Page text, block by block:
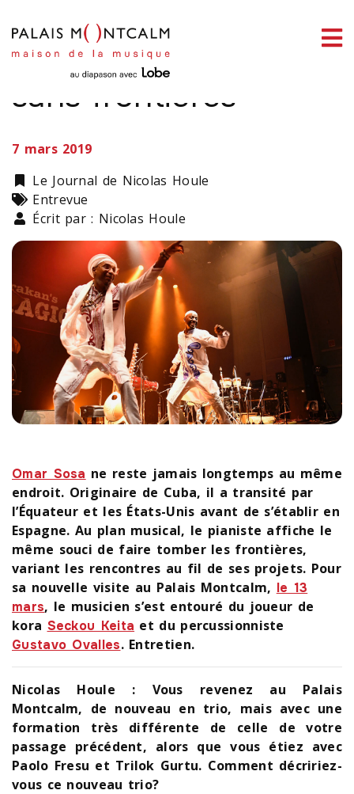
Omar Sosa : Musicien
sans frontières
7 mars 2019
Catégorie
Le Journal de Nicolas Houle
Types
Entrevue
Écrit par : Nicolas Houle
Omar Sosa ne reste jamais longtemps au même
endroit. Originaire de Cuba, il a transité par
l’Équateur et les États-Unis avant de s’établir en
Espagne. Au plan musical, le pianiste affiche le
même souci de faire tomber les frontières,
variant les rencontres au fil de ses projets. Pour
sa nouvelle visite au Palais Montcalm, le 13
mars, le musicien s’est entouré du joueur de
kora Seckou Keita et du percussionniste
Gustavo Ovalles. Entretien.
Nicolas Houle : Vous revenez au Palais
Montcalm, de nouveau en trio, mais avec une
formation très différente de celle de votre
passage précédent, alors que vous étiez avec
Paolo Fresu et Trilok Gurtu. Comment décririez-
vous ce nouveau trio?